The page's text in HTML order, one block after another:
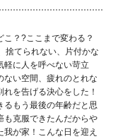
こ？?ここまで変わる？
捨てられない、片付かな
軽に人を呼べない苛立
ない空間、疲れのとれな
れを告げる決心をした！
るもう最後の年齢だと思
も克服できたんだからや
が家！こんな日を迎え